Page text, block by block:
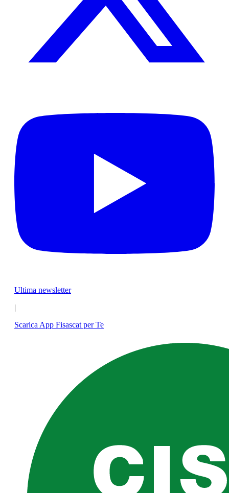
Ultima newsletter
|
Scarica App Fisascat per Te